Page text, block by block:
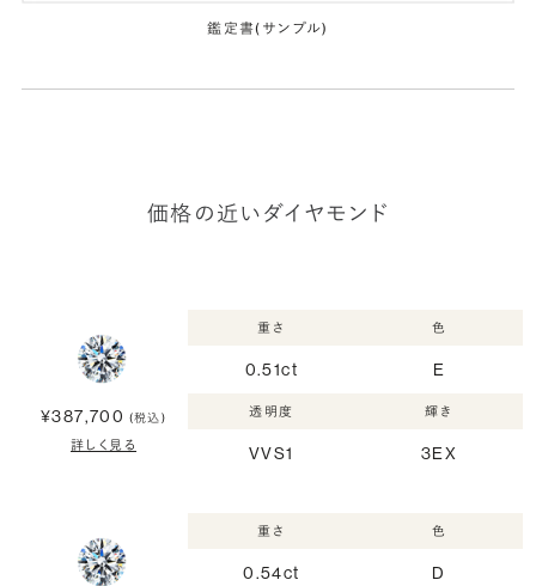
鑑定書(サンプル)
価格の近いダイヤモンド
¥387,700 (税込)
詳しく見る
重さ
0.51ct
色
E
透明度
VVS1
輝き
3EX
重さ
0.54ct
色
D